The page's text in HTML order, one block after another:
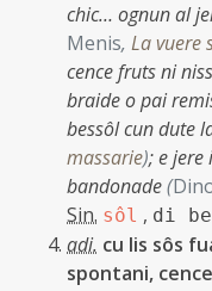
chic… ognun al
Menis, La vuere
cence fruts ni
braide o pai
bessôl cun dute
massarie);e jere
bandonade(
Sin. sôl , di
adi. cu lis sôs
spontani,